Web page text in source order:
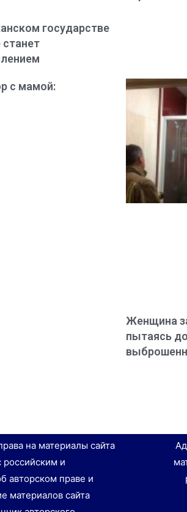
государстве
станет
с мамой:
Женщина
пытаясь
на материалы сайта
и
авторском праве и
материалов сайта